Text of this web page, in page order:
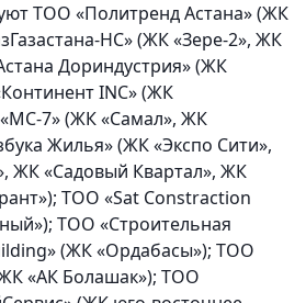
ТОО «Политренд Астана» (ЖК
НС» (ЖК «Зере-2», ЖК
Дориндустрия» (ЖК
INC» (ЖК
7» (ЖК «Самал», ЖК
Жилья» (ЖК «Экспо Сити»,
ЖК «Садовый Квартал», ЖК
ТОО «Sat Constraction
ТОО «Строительная
(ЖК «Ордабасы»); ТОО
«АК Болашак»); ТОО